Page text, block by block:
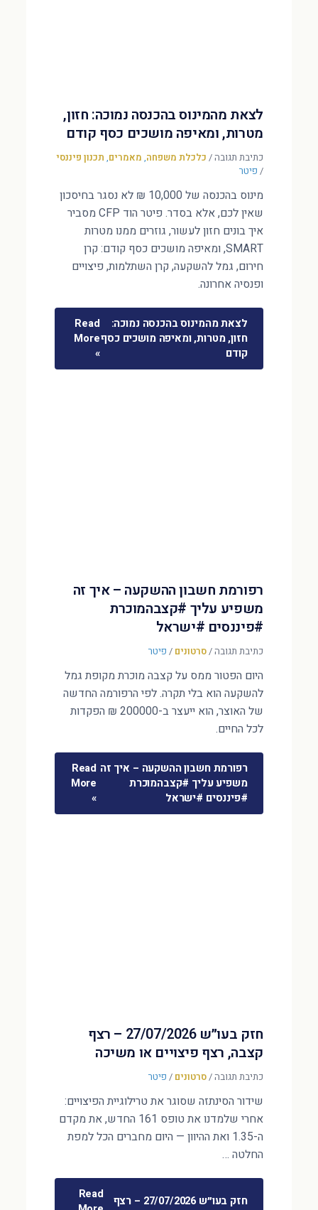
לצאת מהמינוס בהכנסה נמוכה: חזון,
מטרות, ומאיפה מושכים כסף קודם
כתיבת תגובה/ כלכלת משפחה, מאמרים, תכנון פיננסי
/ פיטר
מינוס בהכנסה של 10,000 ₪ לא נסגר בחיסכון
שאין לכם, אלא בסדר. פיטר הוד CFP מסביר
איך בונים חזון לעשור, גוזרים ממנו מטרות
SMART, ומאיפה מושכים כסף קודם: קרן
חירום, גמל להשקעה, קרן השתלמות, פיצויים
ופנסיה אחרונה.
לצאת מהמינוס בהכנסה נמוכה:
חזון, מטרות, ומאיפה מושכים כסף
קודם
Read
More
»
רפורמת חשבון ההשקעה – איך זה
משפיע עליך #קצבהמוכרת
#פיננסים #ישראל
כתיבת תגובה/סרטונים / פיטר
היום הפטור ממס על קצבה מוכרת מקופת גמל
להשקעה הוא בלי תקרה. לפי הרפורמה החדשה
של האוצר, הוא ייעצר ב-200000 ₪ הפקדות
לכל החיים.
רפורמת חשבון ההשקעה – איך זה
משפיע עליך #קצבהמוכרת
#פיננסים #ישראל
Read
More
»
חזק בעו״ש 27/07/2026 – רצף
קצבה, רצף פיצויים או משיכה
כתיבת תגובה/סרטונים / פיטר
שידור הסינתזה שסוגר את טרילוגיית הפיצויים:
אחרי שלמדנו את טופס 161 החדש, את מקדם
ה-1.35 ואת ההיוון — היום מחברים הכל למפת
החלטה …
חזק בעו״ש 27/07/2026 – רצף
Read